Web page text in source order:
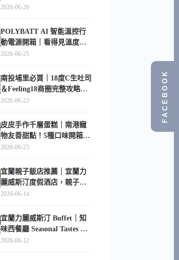
化，暑假帶孩子這樣玩
2026-06-26
POLYBATT AI 智能溫控行
動電源開箱｜看得見溫度與
電量，外出更安心的
2026-06-25
南投埔里必買｜18度C生吐司
＆Feeling18商圈完整攻略，
在地人帶路這樣逛
2026-06-23
皮皮手作千層蛋糕｜南港寵
物友善甜點！5種口味開箱，
比Lady M便宜一半的台北隱
2026-06-23
宜蘭親子飯店推薦｜宜蘭力
麗威斯汀度假酒店，親子
房、Buffet、泳池、兒童俱樂
2026-06-14
宜蘭力麗威斯汀 Buffet｜知
味西餐廳 Seasonal Tastes 晚
餐早餐吃什麼？
2026-06-12
FACEBOOK